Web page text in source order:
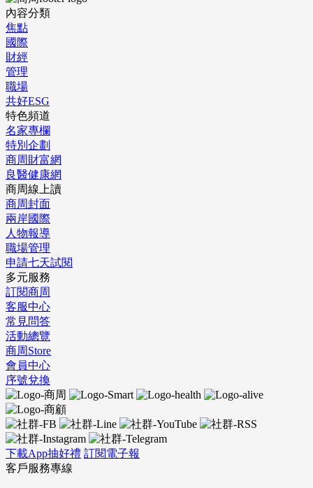
內容分類
焦點
國際
財經
管理
職場
共好ESG
特色頻道
名家專欄
特別企劃
商周財富網
良醫健康網
商周線上讀
商周封面
兩岸國際
人物報導
職場管理
申請七天試閱
多元服務
訂閱商周
客服中心
常見問答
活動總覽
商周Store
會員中心
序號兌換
下載App抽好禮 訂閱電子報
客戶服務專線